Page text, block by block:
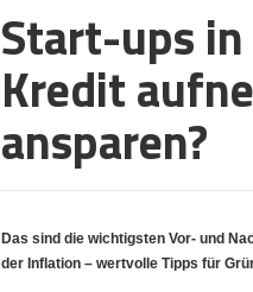
Start-ups
Kredit
ansparen?
Das sind die wichtigsten Vor- und
der Inflation – wertvolle Tipps für